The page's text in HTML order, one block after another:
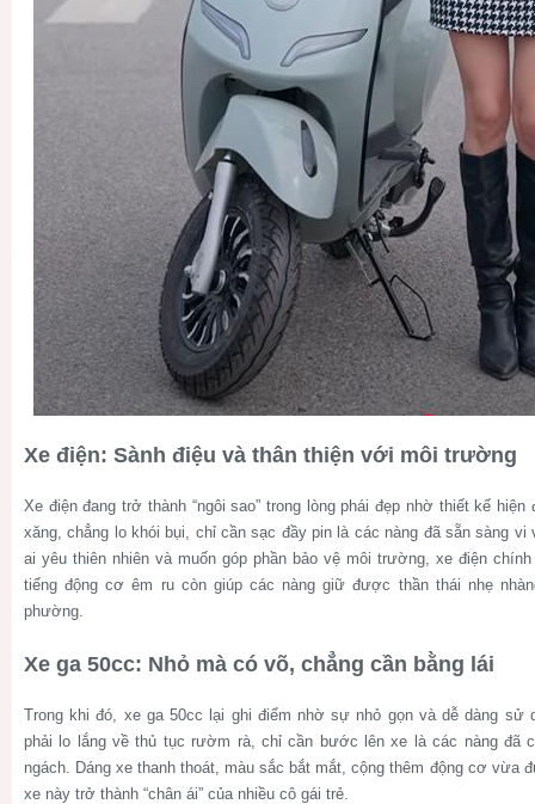
Xe điện: Sành điệu và thân thiện với môi trường
Xe điện đang trở thành “ngôi sao” trong lòng phái đẹp nhờ thiết kế
xăng, chẳng lo khói bụi, chỉ cần sạc đầy pin là các nàng đã sẵn sàng
ai yêu thiên nhiên và muốn góp phần bảo vệ môi trường, xe điện
tiếng động cơ êm ru còn giúp các nàng giữ được thần thái nhẹ
phường.
Xe ga 50cc: Nhỏ mà có võ, chẳng cần bằng lái
Trong khi đó, xe ga 50cc lại ghi điểm nhờ sự nhỏ gọn và dễ dàng sử
phải lo lắng về thủ tục rườm rà, chỉ cần bước lên xe là các nàng đã
ngách. Dáng xe thanh thoát, màu sắc bắt mắt, cộng thêm động cơ vừa
xe này trở thành “chân ái” của nhiều cô gái trẻ.